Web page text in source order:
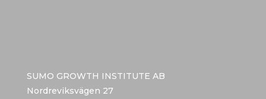
SUMO GROWTH INSTITUTE AB
Nordreviksvägen 27